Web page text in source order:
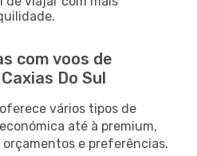
com voos de
Do Sul
vários tipos de
até à premium,
e preferências.